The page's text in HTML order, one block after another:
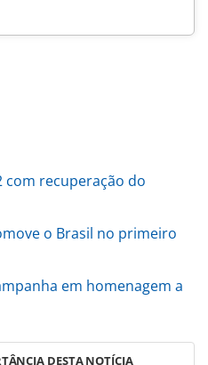
com recuperação do
o Brasil no primeiro
em homenagem a
DESTA NOTÍCIA